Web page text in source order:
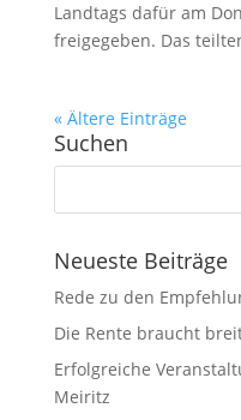
Landtags dafür am
freigegeben. Das
« Ältere Einträge
Suchen
Neueste Beiträge
Rede zu den
Die Rente braucht
Erfolgreiche
Meiritz